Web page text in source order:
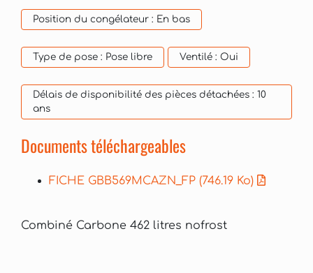
Position du congélateur : En bas
Type de pose : Pose libre Ventilé : Oui
Délais de disponibilité des pièces détachées : 10
ans
Documents téléchargeables
FICHE GBB569MCAZN_FP (746.19 Ko)
Combiné Carbone 462 litres nofrost